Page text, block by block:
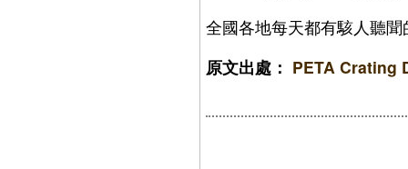
全國各地每天都有駭人聽
原文出處： PETA Crating